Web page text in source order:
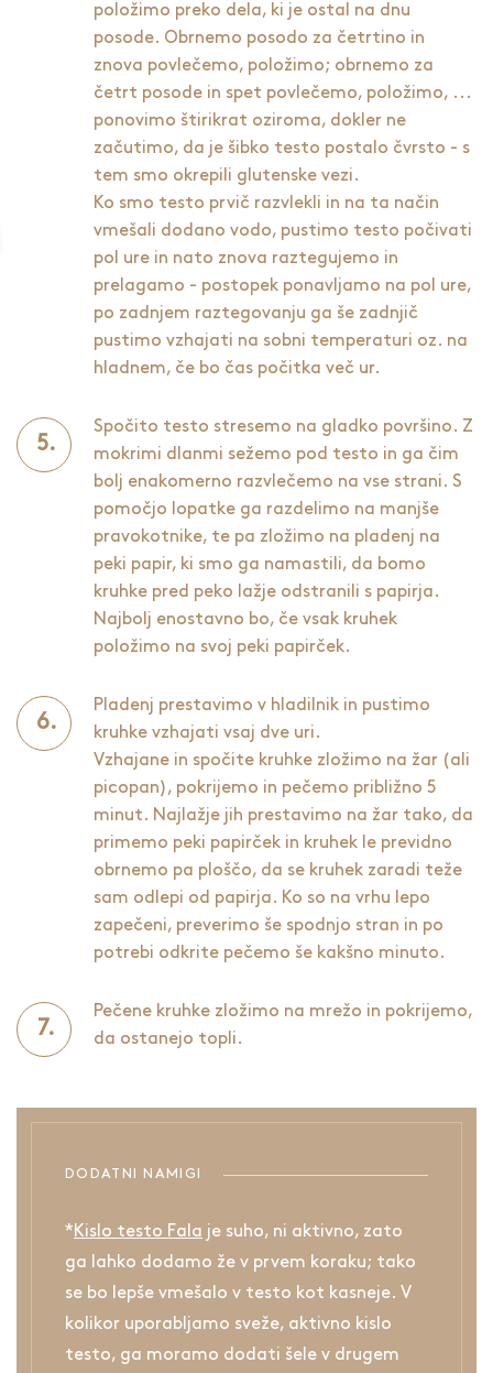
položimo preko dela, ki je ostal na dnu
posode. Obrnemo posodo za četrtino in
znova povlečemo, položimo; obrnemo za
četrt posode in spet povlečemo, položimo, ...
ponovimo štirikrat oziroma, dokler ne
začutimo, da je šibko testo postalo čvrsto - s
tem smo okrepili glutenske vezi.
Ko smo testo prvič razvlekli in na ta način
vmešali dodano vodo, pustimo testo počivati
pol ure in nato znova raztegujemo in
prelagamo - postopek ponavljamo na pol ure,
po zadnjem raztegovanju ga še zadnjič
pustimo vzhajati na sobni temperaturi oz. na
hladnem, če bo čas počitka več ur.
Spočito testo stresemo na gladko površino. Z
mokrimi dlanmi sežemo pod testo in ga čim
bolj enakomerno razvlečemo na vse strani. S
pomočjo lopatke ga razdelimo na manjše
pravokotnike, te pa zložimo na pladenj na
peki papir, ki smo ga namastili, da bomo
kruhke pred peko lažje odstranili s papirja.
Najbolj enostavno bo, če vsak kruhek
položimo na svoj peki papirček.
Pladenj prestavimo v hladilnik in pustimo
kruhke vzhajati vsaj dve uri.
Vzhajane in spočite kruhke zložimo na žar (ali
picopan), pokrijemo in pečemo približno 5
minut. Najlažje jih prestavimo na žar tako, da
primemo peki papirček in kruhek le previdno
obrnemo pa ploščo, da se kruhek zaradi teže
sam odlepi od papirja. Ko so na vrhu lepo
zapečeni, preverimo še spodnjo stran in po
potrebi odkrite pečemo še kakšno minuto.
Pečene kruhke zložimo na mrežo in pokrijemo,
da ostanejo topli.
DODATNI NAMIGI
* Kislo testo Fala je suho, ni aktivno, zato
ga lahko dodamo že v prvem koraku; tako
se bo lepše vmešalo v testo kot kasneje. V
kolikor uporabljamo sveže, aktivno kislo
testo, ga moramo dodati šele v drugem